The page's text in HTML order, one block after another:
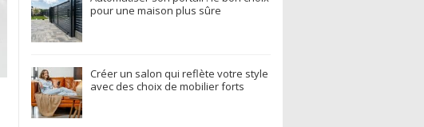
pour une maison plus sûre
Créer un salon qui reflète votre style
avec des choix de mobilier forts